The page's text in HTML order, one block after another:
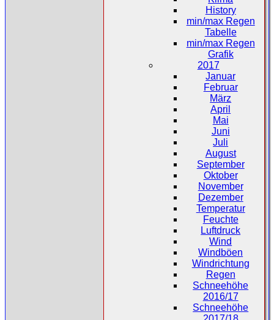
History
min/max Regen
Tabelle
min/max Regen
Grafik
2017
Januar
Februar
März
April
Mai
Juni
Juli
August
September
Oktober
November
Dezember
Temperatur
Feuchte
Luftdruck
Wind
Windböen
Windrichtung
Regen
Schneehöhe
2016/17
Schneehöhe